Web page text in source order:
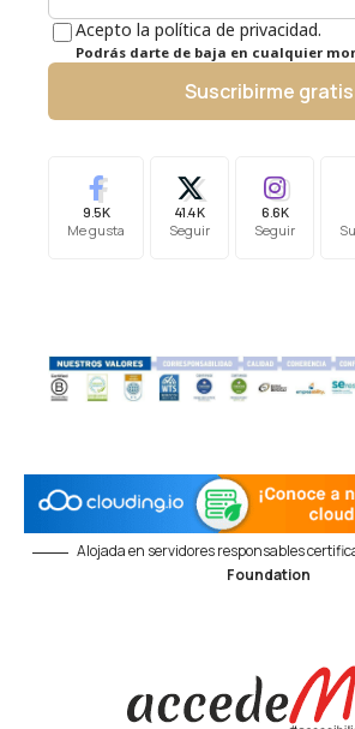
Acepto la política de privacidad.
Podrás darte de baja en cualquier
Suscribirme gratis
9.5K
Me gusta
41.4K
Seguir
6.6K
Seguir
Alojada en servidores responsables
Foundation